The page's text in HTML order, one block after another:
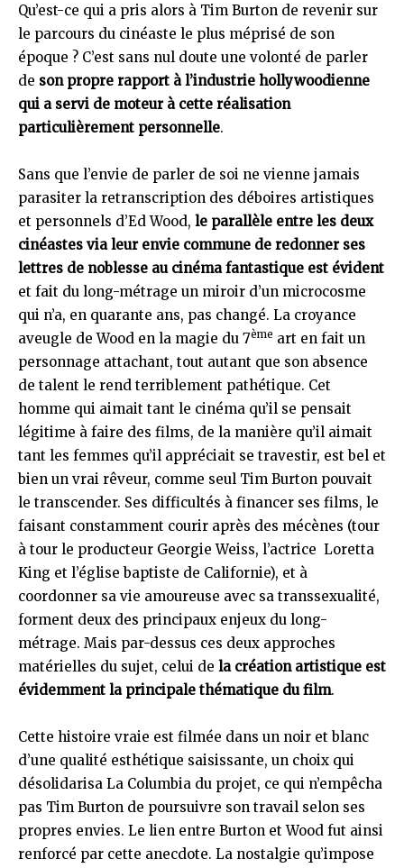
Qu’est-ce qui a pris alors à Tim Burton de revenir sur
le parcours du cinéaste le plus méprisé de son
époque ? C’est sans nul doute une volonté de parler
de son propre rapport à l’industrie hollywoodienne
qui a servi de moteur à cette réalisation
particulièrement personnelle.
Sans que l’envie de parler de soi ne vienne jamais
parasiter la retranscription des déboires artistiques
et personnels d’Ed Wood, le parallèle entre les deux
cinéastes via leur envie commune de redonner ses
lettres de noblesse au cinéma fantastique est évident
et fait du long-métrage un miroir d’un microcosme
qui n’a, en quarante ans, pas changé. La croyance
aveugle de Wood en la magie du 7ème art en fait un
personnage attachant, tout autant que son absence
de talent le rend terriblement pathétique. Cet
homme qui aimait tant le cinéma qu’il se pensait
légitime à faire des films, de la manière qu’il aimait
tant les femmes qu’il appréciait se travestir, est bel et
bien un vrai rêveur, comme seul Tim Burton pouvait
le transcender. Ses difficultés à financer ses films, le
faisant constamment courir après des mécènes (tour
à tour le producteur Georgie Weiss, l’actrice Loretta
King et l’église baptiste de Californie), et à
coordonner sa vie amoureuse avec sa transsexualité,
forment deux des principaux enjeux du long-
métrage. Mais par-dessus ces deux approches
matérielles du sujet, celui de la création artistique est
évidemment la principale thématique du film.
Cette histoire vraie est filmée dans un noir et blanc
d’une qualité esthétique saisissante, un choix qui
désolidarisa La Columbia du projet, ce qui n’empêcha
pas Tim Burton de poursuivre son travail selon ses
propres envies. Le lien entre Burton et Wood fut ainsi
renforcé par cette anecdote. La nostalgie qu’impose